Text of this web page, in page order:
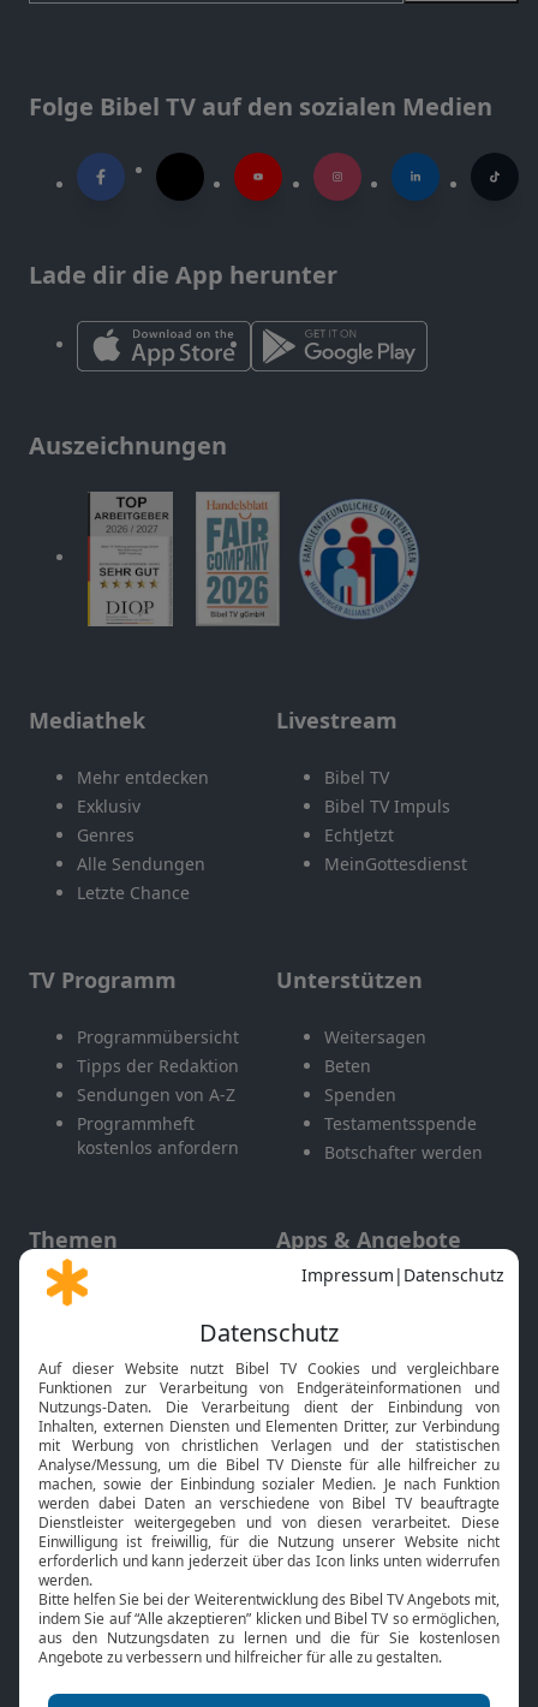
Folge Bibel TV auf den sozialen Medien
Lade dir die App herunter
Auszeichnungen
Mediathek
Mehr entdecken
Exklusiv
Genres
Alle Sendungen
Letzte Chance
Livestream
Bibel TV
Bibel TV Impuls
EchtJetzt
MeinGottesdienst
TV Programm
Programmübersicht
Tipps der Redaktion
Sendungen von A-Z
Programmheft
kostenlos anfordern
Unterstützen
Weitersagen
Beten
Spenden
Testamentsspende
Botschafter werden
Themen
Gott und Bibel erklärt
Neuigkeiten
Apps & Angebote
Mobile App
Smart TV
HbbTV
Bibelthek Online-Bibel
Nächster Gottesdienst
Bibel TV
Über uns
Jobs
Mediadaten
Service
Kontakt
TV-Empfang